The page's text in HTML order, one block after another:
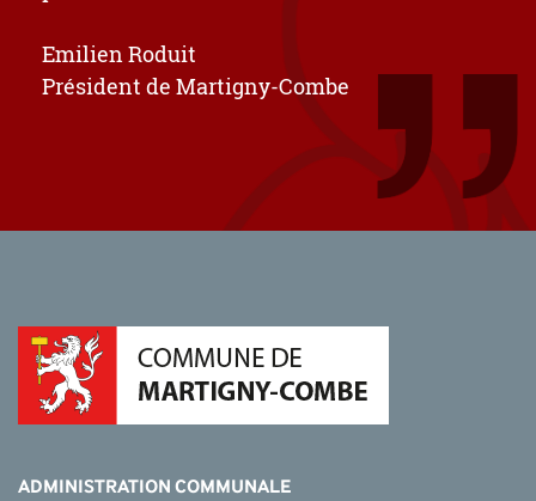
Emilien Roduit
Président de Martigny-Combe
ADMINISTRATION COMMUNALE